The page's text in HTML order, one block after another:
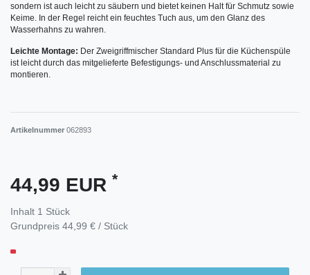
sondern ist auch leicht zu säubern und bietet keinen Halt für Schmutz sowie
Keime. In der Regel reicht ein feuchtes Tuch aus, um den Glanz des
Wasserhahns zu wahren.
Leichte Montage: Der Zweigriffmischer Standard Plus für die Küchenspüle
ist leicht durch das mitgelieferte Befestigungs- und Anschlussmaterial zu
montieren.
Artikelnummer 062893
44,99 EUR *
Inhalt 1 Stück
Grundpreis 44,99 € / Stück